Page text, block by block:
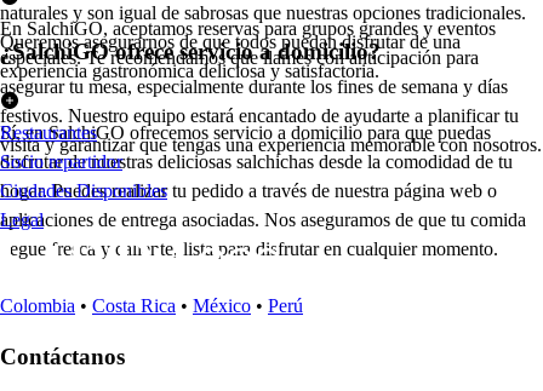
naturales y son igual de sabrosas que nuestras opciones tradicionales.
Queremos asegurarnos de que todos puedan disfrutar de una
experiencia gastronómica deliciosa y satisfactoria.
En SalchiGO, aceptamos reservas para grupos grandes y eventos
especiales. Te recomendamos que llames con anticipación para
asegurar tu mesa, especialmente durante los fines de semana y días
festivos. Nuestro equipo estará encantado de ayudarte a planificar tu
visita y garantizar que tengas una experiencia memorable con nosotros.
¿SalchiGO ofrece servicio a domicilio?
Sí, en SalchiGO ofrecemos servicio a domicilio para que puedas
disfrutar de nuestras deliciosas salchichas desde la comodidad de tu
hogar. Puedes realizar tu pedido a través de nuestra página web o
aplicaciones de entrega asociadas. Nos aseguramos de que tu comida
llegue fresca y caliente, lista para disfrutar en cualquier momento.
Restaurantes
Socio repartidor
Ciudades Disponibles
Legal
Colombia • Costa Rica • México • Perú
Contáctanos